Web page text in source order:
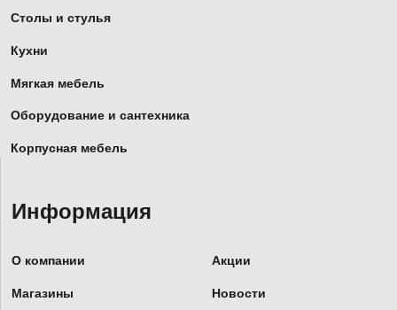
Столы и стулья
Кухни
Мягкая мебель
Оборудование и сантехника
Корпусная мебель
Информация
О компании Акции
Магазины Новости